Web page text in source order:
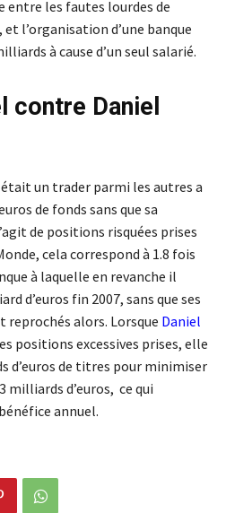
entre les fautes lourdes de
l’organisation d’une banque
à cause d’un seul salarié.
contre Daniel
un trader parmi les autres a
de fonds sans que sa
de positions risquées prises
cela correspond à 1.8 fois
à laquelle en revanche il
d’euros fin 2007, sans que ses
reprochés alors. Lorsque Daniel
positions excessives prises, elle
d’euros de titres pour minimiser
milliards d’euros, ce qui
annuel.